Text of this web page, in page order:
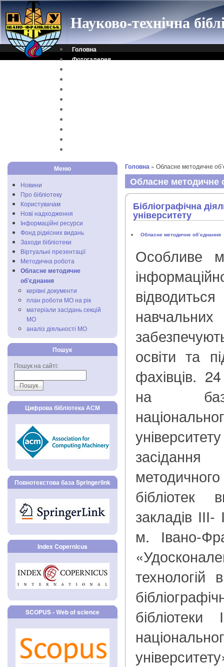
Науково-технічна
Головна
Фотогалерея
Меню
Новини
Про бібліотеку
Користувачам
Нові надходження
Інформаційні ресурси
Фонд рідкісних видань
Заходи бібліотеки
Віртуальні презентації
Методична робота
Обласне методичне
об’єднання
керівні документи
план роботи МО на рік
матеріали засідань секцій
МО
аналіз діяльності МО
Пошук
Пошук на сайті:
Цифрова бібліотека АСМ
Повнотекстова база Springerlink
Index Copernicus
SCOPUS - Web of science
Головна » Обласне методичне
Обласне методичне
Бібліографічна
університету
Обласне методичне об’єднання
Особливе
освіти та
фахівців.
на базі
бібліотек
закладів ІІІ-
м. Івано-
технологій
бібліотеки